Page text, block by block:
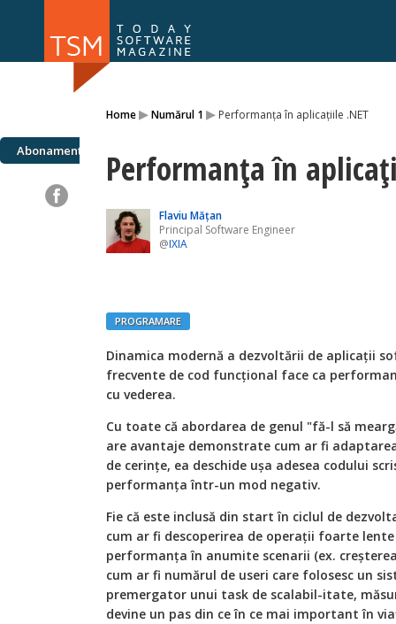
Home▸Numărul 1 ▸ Performanţa în aplicaţiile .NET
Abonamente Performanţa în
Flaviu Mățan
Principal Software Engineer
@IXIA
PROGRAMARE
Dinamica modernă a dezvoltării de aplicaţii
frecvente de cod funcţional face ca
cu vederea.
Cu toate că abordarea de genul "fă-l să
are avantaje demonstrate cum ar fi
de cerinţe, ea deschide uşa adesea codului
performanţa într-un mod negativ.
Fie că este inclusă din start în ciclul de
cum ar fi descoperirea de operaţii foarte
performanţa în anumite scenarii (ex.
cum ar fi numărul de useri care folosesc un
premergator unui task de scalabil-itate,
devine un pas din ce în ce mai important în